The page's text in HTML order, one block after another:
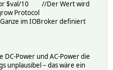
(ReadingsNum
{sprintf("%.1f",
{sprintf("%.1f",
(ReadingsNum
$val/10 //Der Wert wird
Protocol
im IOBroker definiert
Power und AC-Power die
unplausibel – das wäre ein